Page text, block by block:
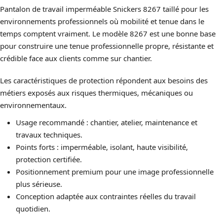
Pantalon de travail imperméable Snickers 8267 taillé pour les
environnements professionnels où mobilité et tenue dans le
temps comptent vraiment. Le modèle 8267 est une bonne base
pour construire une tenue professionnelle propre, résistante et
crédible face aux clients comme sur chantier.
Les caractéristiques de protection répondent aux besoins des
métiers exposés aux risques thermiques, mécaniques ou
environnementaux.
Usage recommandé : chantier, atelier, maintenance et
travaux techniques.
Points forts : imperméable, isolant, haute visibilité,
protection certifiée.
Positionnement premium pour une image professionnelle
plus sérieuse.
Conception adaptée aux contraintes réelles du travail
quotidien.